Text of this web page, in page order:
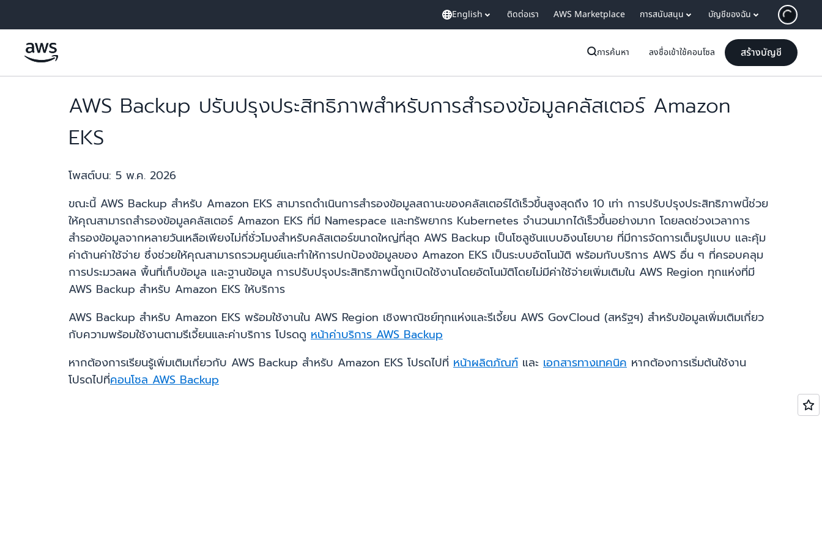
English ติดต่อเรา AWS Marketplace การสนับสนุน บัญชีของฉัน
การค้นหา ลงชื่อเข้าใช้คอนโซล สร้างบัญชี
AWS Backup ปรับปรุงประสิทธิภาพสำหรับการสำรองข้อมูลคลัสเตอร์ Amazon
EKS
โพสต์บน: 5 พ.ค. 2026
ขณะนี้ AWS Backup สำหรับ Amazon EKS สามารถดำเนินการสำรองข้อมูลสถานะของคลัสเตอร์ได้เร็วขึ้นสูงสุดถึง 10 เท่า การปรับปรุงประสิทธิภาพนี้ช่วย
ให้คุณสามารถสำรองข้อมูลคลัสเตอร์ Amazon EKS ที่มี Namespace และทรัพยากร Kubernetes จำนวนมากได้เร็วขึ้นอย่างมาก โดยลดช่วงเวลาการ
สำรองข้อมูลจากหลายวันเหลือเพียงไม่กี่ชั่วโมงสำหรับคลัสเตอร์ขนาดใหญ่ที่สุด AWS Backup เป็นโซลูชันแบบอิงนโยบาย ที่มีการจัดการเต็มรูปแบบ และคุ้ม
ค่าด้านค่าใช้จ่าย ซึ่งช่วยให้คุณสามารถรวมศูนย์และทำให้การปกป้องข้อมูลของ Amazon EKS เป็นระบบอัตโนมัติ พร้อมกับบริการ AWS อื่น ๆ ที่ครอบคลุม
การประมวลผล พื้นที่เก็บข้อมูล และฐานข้อมูล การปรับปรุงประสิทธิภาพนี้ถูกเปิดใช้งานโดยอัตโนมัติโดยไม่มีค่าใช้จ่ายเพิ่มเติมใน AWS Region ทุกแห่งที่มี
AWS Backup สำหรับ Amazon EKS ให้บริการ
AWS Backup สำหรับ Amazon EKS พร้อมใช้งานใน AWS Region เชิงพาณิชย์ทุกแห่งและรีเจี้ยน AWS GovCloud (สหรัฐฯ) สำหรับข้อมูลเพิ่มเติมเกี่ยว
กับความพร้อมใช้งานตามรีเจี้ยนและค่าบริการ โปรดดู หน้าค่าบริการ AWS Backup
หากต้องการเรียนรู้เพิ่มเติมเกี่ยวกับ AWS Backup สำหรับ Amazon EKS โปรดไปที่ หน้าผลิตภัณฑ์ และ เอกสารทางเทคนิค หากต้องการเริ่มต้นใช้งาน
โปรดไปที่คอนโซล AWS Backup